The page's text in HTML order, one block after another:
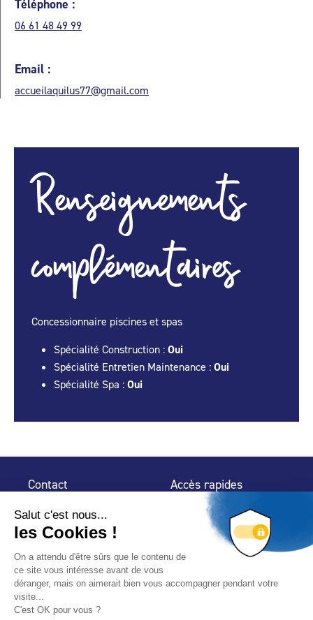
Téléphone :
06 61 48 49 99
Email :
accueilaquilus77@gmail.com
Renseignements
complémentaires
Concessionnaire piscines et spas
Spécialité Construction : Oui
Spécialité Entretien Maintenance : Oui
Spécialité Spa : Oui
Contact
75 009 Paris
Accès rapides
Espace Presse
Trouver un
professionnel
Nous suivre